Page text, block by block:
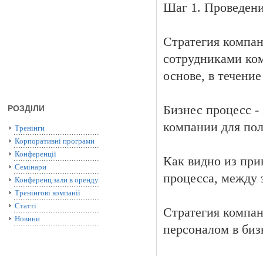
РОЗДІЛИ
Тренінги
Корпоративні програми
Конференції
Семінари
Конференц зали в оренду
Тренінгові компанії
Статті
Новини
Шаг 1.
Стратегия
сотрудниками
основе, в
Бизнес процесс
компании для
Как видно из
процесса, между
Стратегия
персоналом в